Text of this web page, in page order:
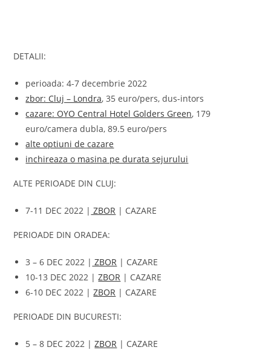
DETALII:
perioada: 4-7 decembrie 2022
zbor: Cluj – Londra, 35 euro/pers, dus-intors
cazare: OYO Central Hotel Golders Green, 179
euro/camera dubla, 89.5 euro/pers
alte optiuni de cazare
inchireaza o masina pe durata sejurului
ALTE PERIOADE DIN CLUJ:
7-11 DEC 2022 | ZBOR | CAZARE
PERIOADE DIN ORADEA:
3 – 6 DEC 2022 | ZBOR | CAZARE
10-13 DEC 2022 |ZBOR | CAZARE
6-10 DEC 2022 |ZBOR | CAZARE
PERIOADE DIN BUCURESTI:
5 – 8 DEC 2022 |ZBOR | CAZARE